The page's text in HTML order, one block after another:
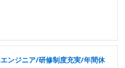
ンジニア/研修制度充実/年間休